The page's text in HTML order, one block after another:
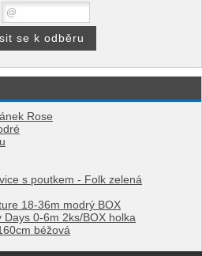
Rose
s poutkem - Folk zelená
18-36m modrý BOX
0-6m 2ks/BOX holka
béžová